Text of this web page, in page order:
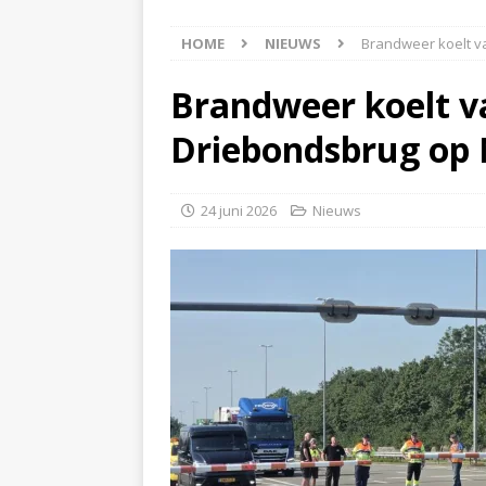
[ 6 augustus 2026 ]
NIEUWS
[ 7 augustus 2026 ]
HOME NIEUWS Brandweer koelt
Brandweer koelt
Driebondsbrug op
24 juni 2026 Nieuws